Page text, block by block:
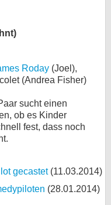
Roday (Joel),
(Andrea Fisher)
sucht einen
ob es Kinder
fest, dass noch
gecastet(11.03.2014)
(28.01.2014)